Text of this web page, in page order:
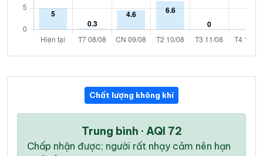
Chất lượng không khí
Trung bình · AQI 72
Chấp nhận được; người rất nhạy cảm nên hạn